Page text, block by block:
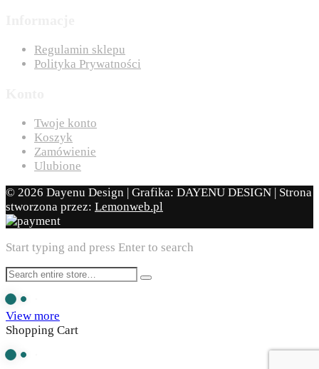
Regulamin sklepu
Polityka Prywatności
Twoje konto
Koszyk
Zamówienie
Ulubione
© 2026 Dayenu Design | Grafika: DAYENU DESIGN | Strona
stworzona przez: Lemonweb.pl
Start typing and press Enter to search
View more
Shopping Cart